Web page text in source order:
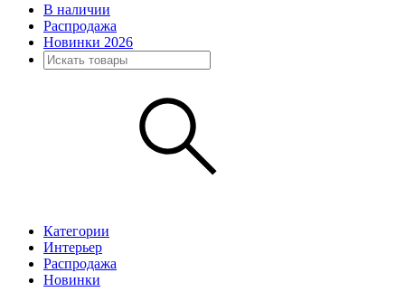
В наличии
Распродажа
Новинки 2026
Категории
Интерьер
Распродажа
Новинки